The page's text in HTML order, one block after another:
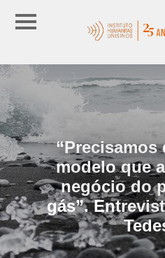
“Precisamos
modelo que
negócio do
gás”.